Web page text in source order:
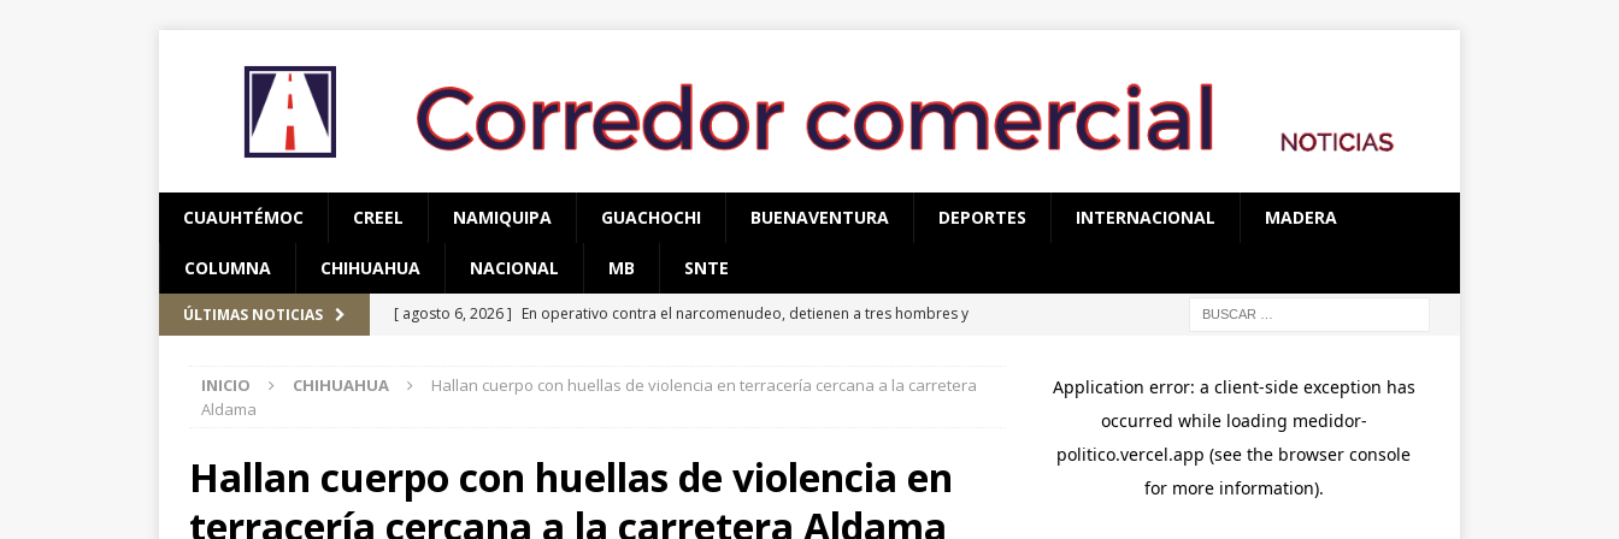
CUAUHTÉMOC CREEL NAMIQUIPA GUACHOCHI BUENAVENTURA DEPORTES INTERNACIONAL MADERA
COLUMNA CHIHUAHUA NACIONAL MB SNTE
ÚLTIMAS NOTICIAS [ agosto 6, 2026 ] En operativo contra el narcomenudeo, detienen a tres hombres y
[ agosto 5, 2026 ] Reconocen a Óscar Léos Mayagoitia por su trabajo al frente del
[ agosto 7, 2026 ] Hallan mujer sin vida en brecha del campo 34, tendría entre 20 y 25
años de edad
CUAUHTÉMOC
INICIO CHIHUAHUA
Hallan cuerpo con huellas de violencia en terracería cercana a la carretera
Aldama
Hallan cuerpo con huellas de violencia en
terracería cercana a la carretera Aldama